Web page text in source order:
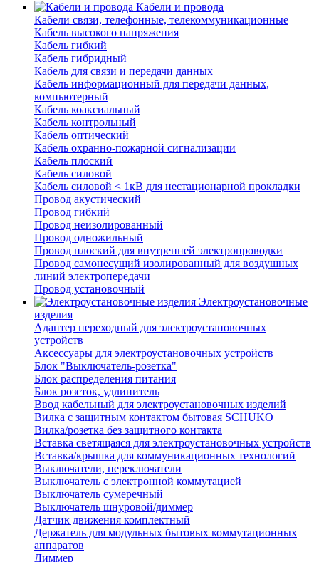
Кабели и провода
Кабели связи, телефонные, телекоммуникационные
Кабель высокого напряжения
Кабель гибкий
Кабель гибридный
Кабель для связи и передачи данных
Кабель информационный для передачи данных,
компьютерный
Кабель коаксиальный
Кабель контрольный
Кабель оптический
Кабель охранно-пожарной сигнализации
Кабель плоский
Кабель силовой
Кабель силовой < 1кВ для нестационарной прокладки
Провод акустический
Провод гибкий
Провод неизолированный
Провод одножильный
Провод плоский для внутренней электропроводки
Провод самонесущий изолированный для воздушных
линий электропередачи
Провод установочный
Электроустановочные
изделия
Адаптер переходный для электроустановочных
устройств
Аксессуары для электроустановочных устройств
Блок "Выключатель-розетка"
Блок распределения питания
Блок розеток, удлинитель
Ввод кабельный для электроустановочных изделий
Вилка с защитным контактом бытовая SCHUKO
Вилка/розетка без защитного контакта
Вставка светящаяся для электроустановочных устройств
Вставка/крышка для коммуникационных технологий
Выключатели, переключатели
Выключатель с электронной коммутацией
Выключатель сумеречный
Выключатель шнуровой/диммер
Датчик движения комплектный
Держатель для модульных бытовых коммутационных
аппаратов
Диммер